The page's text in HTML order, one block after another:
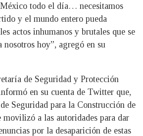
México todo el día… necesitamos
y el mundo entero pueda
actos inhumanos y brutales que se
nosotros hoy”, agregó en su
de Seguridad y Protección
en su cuenta de Twitter que,
Seguridad para la Construcción de
movilizó a las autoridades para dar
por la desaparición de estas